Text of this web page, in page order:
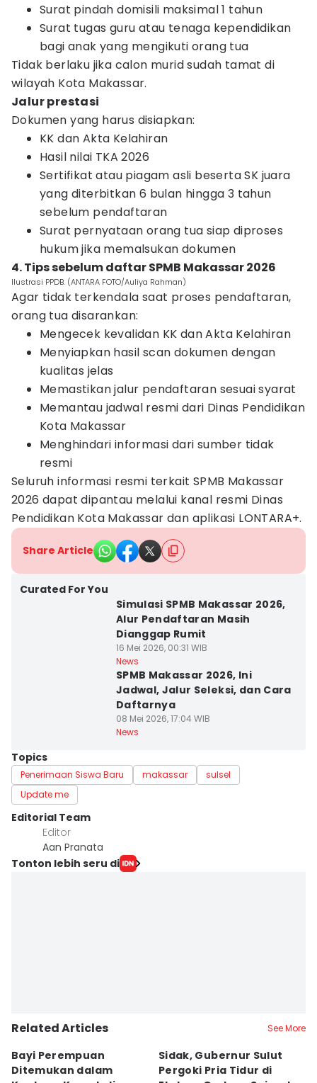
Surat pindah domisili maksimal 1 tahun
Surat tugas guru atau tenaga kependidikan
bagi anak yang mengikuti orang tua
Tidak berlaku jika calon murid sudah tamat di
wilayah Kota Makassar.
Jalur prestasi
Dokumen yang harus disiapkan:
KK dan Akta Kelahiran
Hasil nilai TKA 2026
Sertifikat atau piagam asli beserta SK juara
yang diterbitkan 6 bulan hingga 3 tahun
sebelum pendaftaran
Surat pernyataan orang tua siap diproses
hukum jika memalsukan dokumen
4. Tips sebelum daftar SPMB Makassar 2026
Ilustrasi PPDB. (ANTARA FOTO/Auliya Rahman)
Agar tidak terkendala saat proses pendaftaran,
orang tua disarankan:
Mengecek kevalidan KK dan Akta Kelahiran
Menyiapkan hasil scan dokumen dengan
kualitas jelas
Memastikan jalur pendaftaran sesuai syarat
Memantau jadwal resmi dari Dinas Pendidikan
Kota Makassar
Menghindari informasi dari sumber tidak
resmi
Seluruh informasi resmi terkait SPMB Makassar
2026 dapat dipantau melalui kanal resmi Dinas
Pendidikan Kota Makassar dan aplikasi LONTARA+.
Share Article
Curated For You
Simulasi SPMB Makassar 2026,
Alur Pendaftaran Masih
Dianggap Rumit
16 Mei 2026, 00:31 WIB
News
SPMB Makassar 2026, Ini
Jadwal, Jalur Seleksi, dan Cara
Daftarnya
08 Mei 2026, 17:04 WIB
News
Topics
Penerimaan Siswa Baru makassar
sulsel
Update me
Editorial Team
Editor
Aan Pranata
Tonton lebih seru di
Related Articles See More
Bayi Perempuan
Ditemukan dalam
Sidak, Gubernur Sulut
Pergoki Pria Tidur di